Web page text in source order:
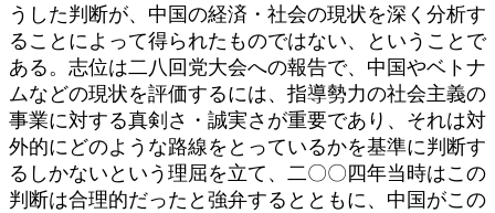
うした判断が、中国の経済・社会の現状を深く分析す
ることによって得られたものではない、ということで
ある。志位は二八回党大会への報告で、中国やベトナ
ムなどの現状を評価するには、指導勢力の社会主義の
事業に対する真剣さ・誠実さが重要であり、それは対
外的にどのような路線をとっているかを基準に判断す
るしかないという理屈を立て、二〇〇四年当時はこの
判断は合理的だったと強弁するとともに、中国がこの